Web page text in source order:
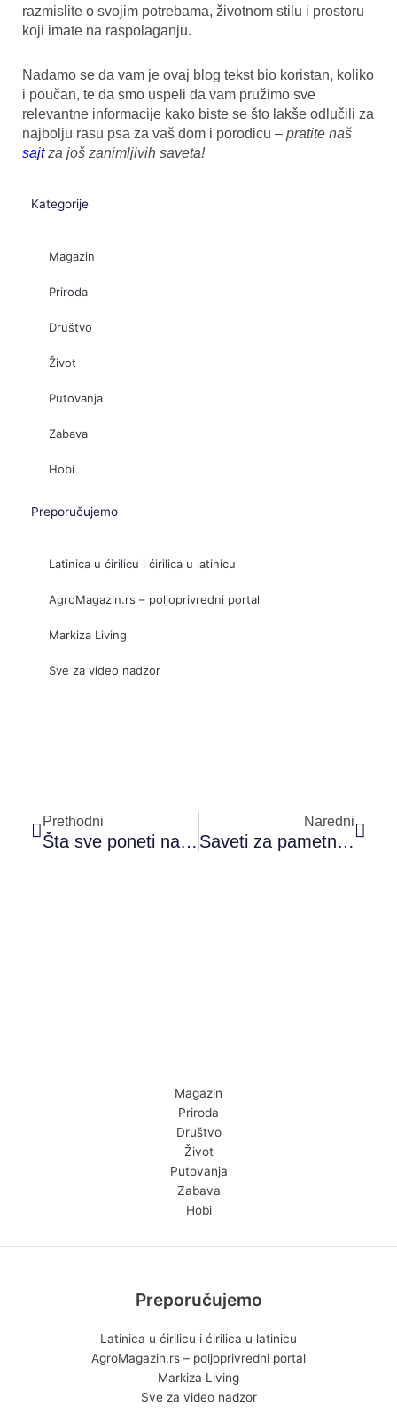
razmislite o svojim potrebama, životnom stilu i prostoru
koji imate na raspolaganju.
Nadamo se da vam je ovaj blog tekst bio koristan, koliko
i poučan, te da smo uspeli da vam pružimo sve
relevantne informacije kako biste se što lakše odlučili za
najbolju rasu psa za vaš dom i porodicu – pratite naš
sajtza još zanimljivih saveta!
Kategorije
Magazin
Priroda
Društvo
Život
Putovanja
Zabava
Hobi
Preporučujemo
Latinica u ćirilicu i ćirilica u latinicu
AgroMagazin.rs – poljoprivredni portal
Markiza Living
Sve za video nadzor
Prethodni
Šta sve poneti na letovanje sa decom – kompletan spisak za more
Naredni
Saveti za pametnu kupovinu garderobe
Magazin
Priroda
Društvo
Život
Putovanja
Zabava
Hobi
Preporučujemo
Latinica u ćirilicu i ćirilica u latinicu
AgroMagazin.rs – poljoprivredni portal
Markiza Living
Sve za video nadzor